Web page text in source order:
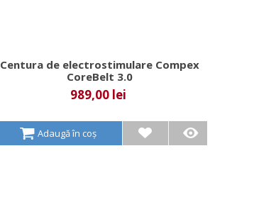
Centura de electrostimulare Compex
CoreBelt 3.0
989,00 lei
Adaugă în coș